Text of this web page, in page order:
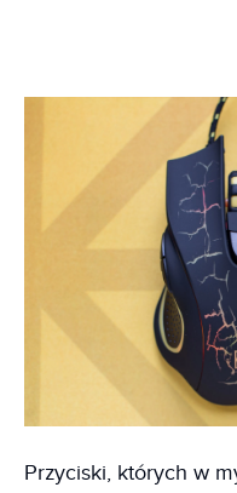
Przyciski, których w